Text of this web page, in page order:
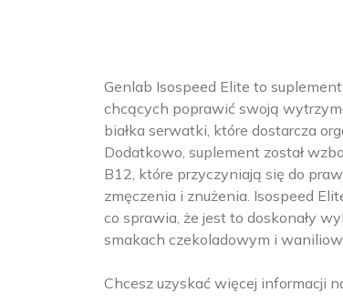
Genlab Isospeed Elite to
chcących poprawić swoją
białka serwatki, które dostarcza
Dodatkowo, suplement został
B12, które przyczyniają się do
zmęczenia i znużenia. Isospeed
co sprawia, że jest to doskonały
smakach czekoladowym i
Chcesz uzyskać więcej informacji